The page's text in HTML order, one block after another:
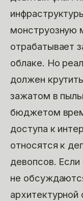
монструозную
отрабатывает
облаке. Но
должен
зажатом в
бюджетом
доступа к
относятся к
девопсов. Если
не